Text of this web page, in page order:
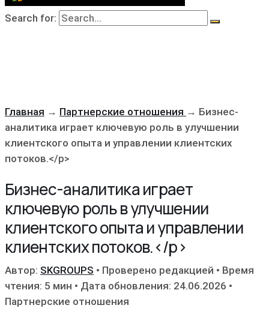
Search for:
Главная → Партнерские отношения → Бизнес-
аналитика играет ключевую роль в улучшении
клиентского опыта и управлении клиентских
потоков.</p>
Бизнес-аналитика играет
ключевую роль в улучшении
клиентского опыта и управлении
клиентских потоков.</p>
Автор: SKGROUPS • Проверено редакцией • Время
чтения: 5 мин • Дата обновления: 24.06.2026 •
Партнерские отношения